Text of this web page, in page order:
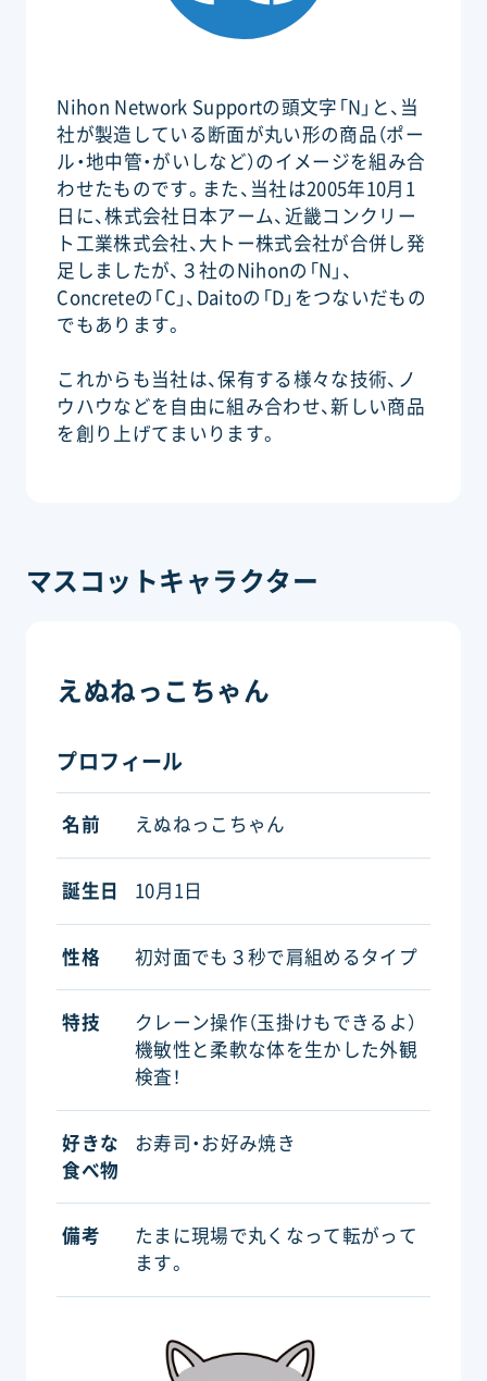
Nihon Network Supportの頭文字「N」と、当
社が製造している断面が丸い形の商品（ポー
ル・地中管・がいしなど）のイメージを組み合
わせたものです。また、当社は2005年10月1
日に、株式会社日本アーム、近畿コンクリー
ト工業株式会社、大トー株式会社が合併し発
足しましたが、３社のNihonの「N」、
Concreteの「C」、Daitoの「D」をつないだもの
でもあります。
これからも当社は、保有する様々な技術、ノ
ウハウなどを自由に組み合わせ、新しい商品
を創り上げてまいります。
マスコットキャラクター
えぬねっこちゃん
プロフィール
名前 えぬねっこちゃん
誕生日 10月1日
性格 初対面でも３秒で肩組めるタイプ
特技
クレーン操作（玉掛けもできるよ）
機敏性と柔軟な体を生かした外観
検査！
好きな
食べ物
お寿司・お好み焼き
備考
たまに現場で丸くなって転がって
ます。